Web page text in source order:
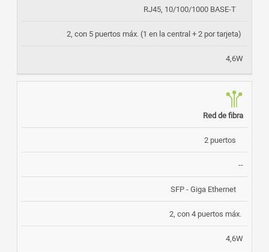
RJ45, 10/100/1000 BASE-T
2, con 5 puertos máx. (1 en la central + 2 por tarjeta)
4,6W
Red de fibra
2 puertos
--
SFP - Giga Ethernet
2, con 4 puertos máx.
4,6W